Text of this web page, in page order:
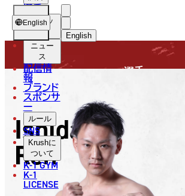
English
日本語
中文（简体）
العربية
選手
ショッ
プ
ニュー
ス
配信情
報
ブランド
スポンサ
ー
ルール
SNS
Krushに
ついて
K-1 GYM
K-1
LICENSE
English FIGHTER
選手
Ishida
Ren